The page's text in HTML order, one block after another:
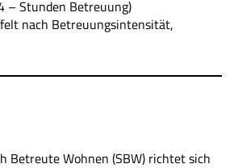
– Stunden Betreuung)
nach Betreuungsintensität,
Betreute Wohnen (SBW) richtet sich